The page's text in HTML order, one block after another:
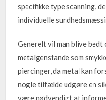
specifikke type scanning,
individuelle
Generelt vil man blive bedt
metalgenstande som
piercinger, da metal kan
nogle tilfælde udgøre en
være nødvendigt at